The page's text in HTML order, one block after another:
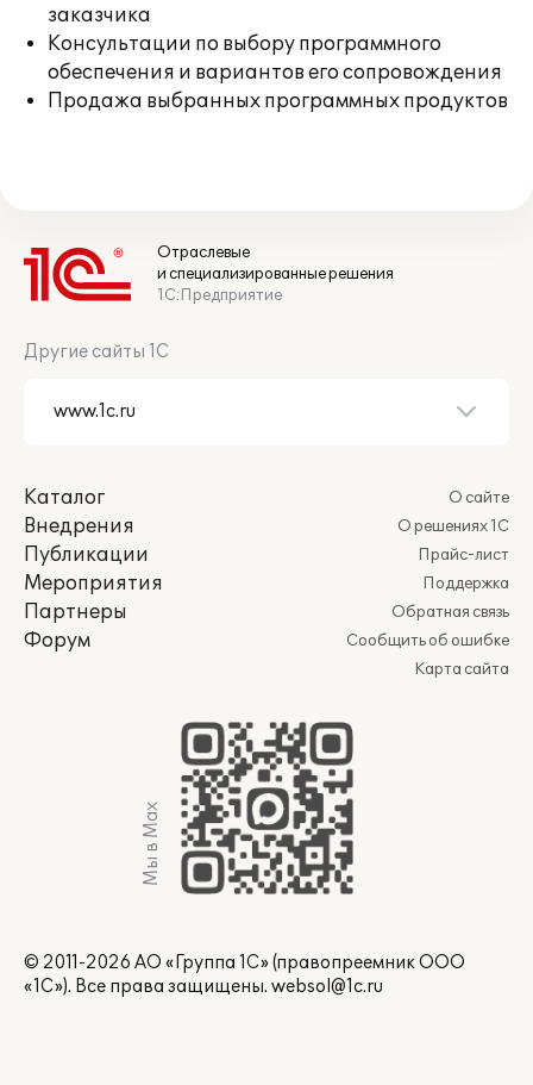
заказчика
Консультации по выбору программного
обеспечения и вариантов его сопровождения
Продажа выбранных программных продуктов
Отраслевые
и специализированные решения
1С:Предприятие
Другие сайты 1С
Каталог
Внедрения
Публикации
Мероприятия
Партнеры
Форум
О сайте
О решениях 1С
Прайс-лист
Поддержка
Обратная связь
Сообщить об ошибке
Карта сайта
Мы в Max
© 2011-2026 АО «Группа 1С» (правопреемник ООО
«1С»). Все права защищены. websol@1c.ru